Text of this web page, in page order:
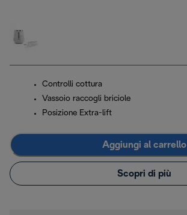
Controlli cottura
Vassoio raccogli briciole
Posizione Extra-lift
Aggiungi al carrello
Scopri di più